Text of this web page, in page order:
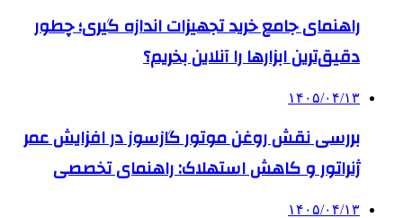
راهنمای جامع خرید تجهیزات اندازه گیری؛ چطور
دقیق‌ترین ابزارها را آنلاین بخریم؟
۱۴۰۵/۰۴/۱۳
بررسی نقش روغن موتور گازسوز در افزایش عمر
ژنراتور و کاهش استهلاک: راهنمای تخصصی
۱۴۰۵/۰۴/۱۳